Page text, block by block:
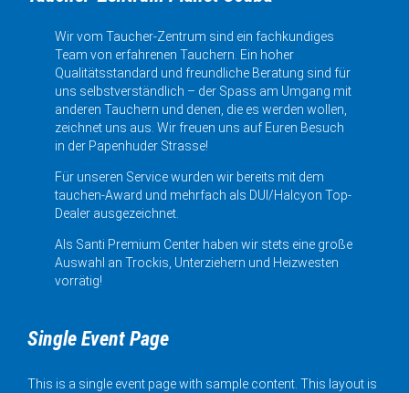
Wir vom Taucher-Zentrum sind ein fachkundiges
Team von erfahrenen Tauchern. Ein hoher
Qualitätsstandard und freundliche Beratung sind für
uns selbstverständlich – der Spass am Umgang mit
anderen Tauchern und denen, die es werden wollen,
zeichnet uns aus. Wir freuen uns auf Euren Besuch
in der Papenhuder Strasse!
Für unseren Service wurden wir bereits mit dem
tauchen-Award und mehrfach als DUI/Halcyon Top-
Dealer ausgezeichnet.
Als Santi Premium Center haben wir stets eine große
Auswahl an Trockis, Unterziehern und Heizwesten
vorrätig!
Single Event Page
This is a single event page with sample content. This layout is